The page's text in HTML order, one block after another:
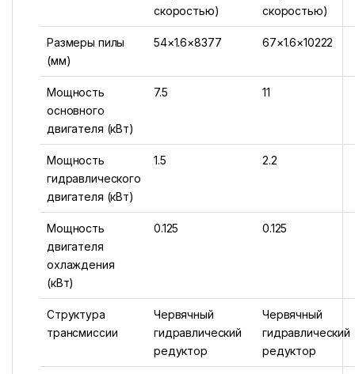
скоростью)
скоростью)
Размеры пилы
(мм)
54×1.6×8377 67×1.6×10222
Мощность
основного
двигателя (кВт)
7.5 11
Мощность
гидравлического
двигателя (кВт)
1.5 2.2
Мощность
двигателя
охлаждения
(кВт)
0.125 0.125
Структура
трансмиссии
Червячный
гидравлический
редуктор
Червячный
гидравлический
редуктор